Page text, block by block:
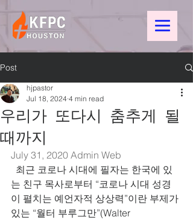
Post
우리가 또다시 춤추게 될
때까지
hjpastor
Jul 18, 2024 4 min read
July 31, 2020 Admin Web
최근 코로나 시대에 필자는 한국에 있
는 친구 목사로부터 “코로나 시대 성경
이 펼치는 예언자적 상상력”이란 부제가
있는 “월터 부루그만”(Walter